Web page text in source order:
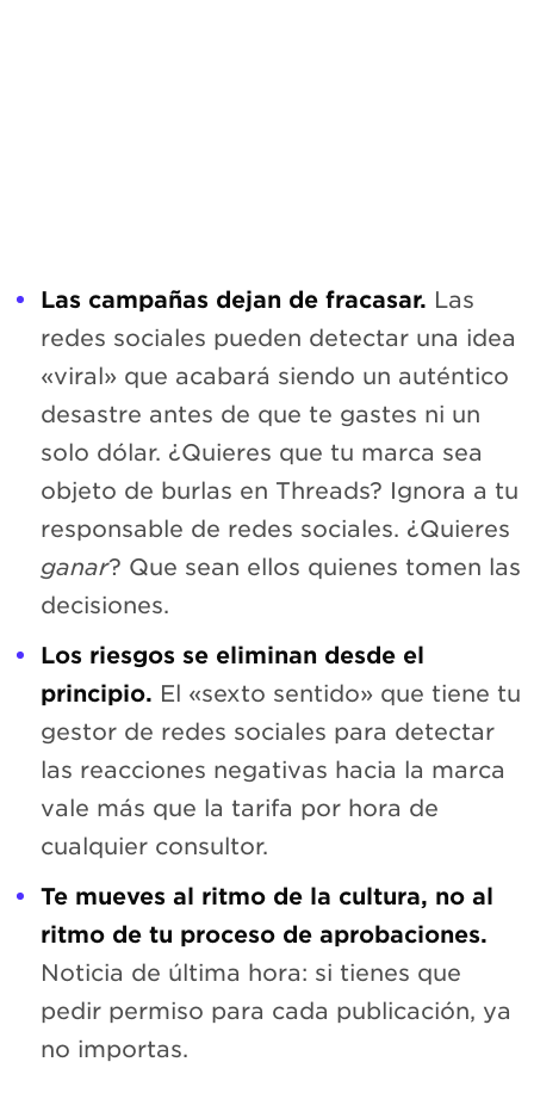
Las campañas dejan de fracasar. Las
redes sociales pueden detectar una idea
«viral» que acabará siendo un auténtico
desastre antes de que te gastes ni un
solo dólar. ¿Quieres que tu marca sea
objeto de burlas en Threads? Ignora a tu
responsable de redes sociales. ¿Quieres
ganar? Que sean ellos quienes tomen las
decisiones.
Los riesgos se eliminan desde el
principio. El «sexto sentido» que tiene tu
gestor de redes sociales para detectar
las reacciones negativas hacia la marca
vale más que la tarifa por hora de
cualquier consultor.
Te mueves al ritmo de la cultura, no al
ritmo de tu proceso de aprobaciones.
Noticia de última hora: si tienes que
pedir permiso para cada publicación, ya
no importas.